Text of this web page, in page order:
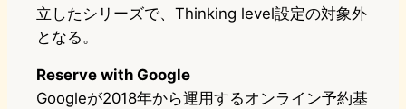
立したシリーズで、Thinking level設定の対象外
となる。
Reserve with Google
Googleが2018年から運用するオンライン予約基